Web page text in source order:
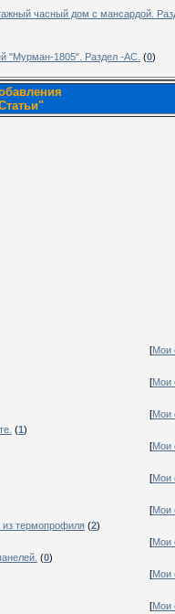
часный дом с мансардой.
"Мурман-1805". Раздел -АС. (0)
[Мои
[Мои
[Мои
(1)
[Мои
[Мои
[Мои
из термопрофиля (2)
[Мои
(0)
[Мои
[Мои